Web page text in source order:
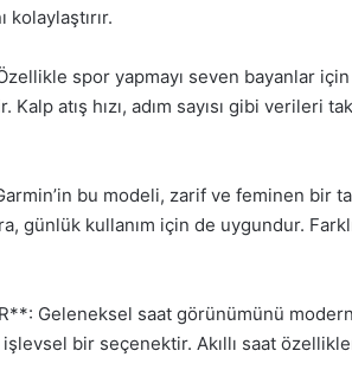
kolaylaştırır.
spor yapmayı seven bayanlar
Kalp atış hızı, adım sayısı gibi verileri
bu modeli, zarif ve feminen bir
günlük kullanım için de uygundur.
Geleneksel saat görünümünü
bir seçenektir. Akıllı saat